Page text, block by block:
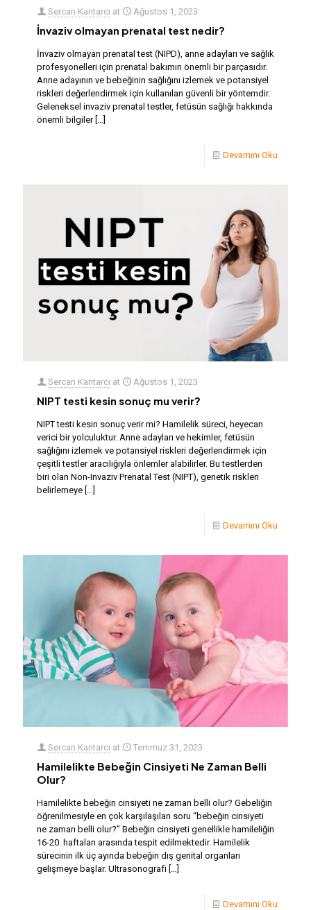
Sercan Kantarcı at Ağustos 1, 2023
İnvaziv olmayan prenatal test nedir?
İnvaziv olmayan prenatal test (NIPD), anne adayları ve sağlık
profesyonelleri için prenatal bakımın önemli bir parçasıdır.
Anne adayının ve bebeğinin sağlığını izlemek ve potansiyel
riskleri değerlendirmek için kullanılan güvenli bir yöntemdir.
Geleneksel invaziv prenatal testler, fetüsün sağlığı hakkında
önemli bilgiler[…]
Devamını Oku
Sercan Kantarcı at Ağustos 1, 2023
NIPT testi kesin sonuç mu verir?
NIPT testi kesin sonuç verir mi? Hamilelik süreci, heyecan
verici bir yolculuktur. Anne adayları ve hekimler, fetüsün
sağlığını izlemek ve potansiyel riskleri değerlendirmek için
çeşitli testler aracılığıyla önlemler alabilirler. Bu testlerden
biri olan Non-Invaziv Prenatal Test (NIPT), genetik riskleri
belirlemeye
Devamını Oku
Sercan Kantarcı at Temmuz 31, 2023
Hamilelikte Bebeğin Cinsiyeti Ne Zaman Belli
Olur?
Hamilelikte bebeğin cinsiyeti ne zaman belli olur? Gebeliğin
öğrenilmesiyle en çok karşılaşılan soru “bebeğin cinsiyeti
ne zaman belli olur?” Bebeğin cinsiyeti genellikle hamileliğin
16-20. haftaları arasında tespit edilmektedir. Hamilelik
sürecinin ilk üç ayında bebeğin dış genital organları
gelişmeye başlar. Ultrasonografi […]
Devamını Oku